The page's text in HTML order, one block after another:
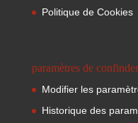
Politique de Cookies
paramètres de
Modifier les
Historique des